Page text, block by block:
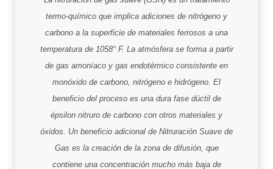
termo-químico que implica adiciones de nitrógeno y
carbono a la superficie de materiales ferrosos a una
temperatura de 1058° F. La atmósfera se forma a partir
de gas amoníaco y gas endotérmico consistente en
monóxido de carbono, nitrógeno e hidrógeno. El
beneficio del proceso es una dura fase dúctil de
épsilon nitruro de carbono con otros materiales y
óxidos. Un beneficio adicional de Nitruración Suave de
Gas es la creación de la zona de difusión, que
contiene una concentración mucho más baja de